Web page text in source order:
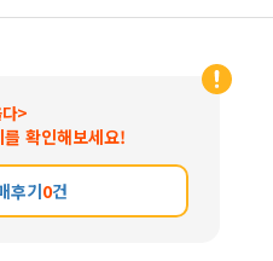
수
>
확인해보세요!
후기0건